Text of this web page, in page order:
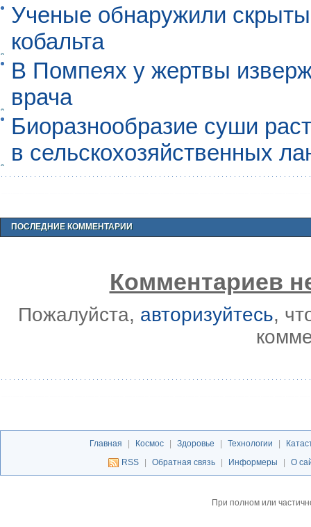
Ученые обнаружили
кобальта
В Помпеях у жертвы
врача
Биоразнообразие суши
в сельскохозяйственных
ПОСЛЕДНИЕ КОММЕНТАРИИ
Комментариев
Пожалуйста, авторизуйтесь,
Главная Космос Здоровье Технологии
RSS
Обратная связь Информеры О
При полном или